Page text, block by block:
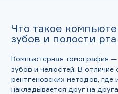
Что такое
зубов и полости рта
Компьютерная томография
зубов и челюстей. В отличие
рентгеновских методов, где
накладывается друг на